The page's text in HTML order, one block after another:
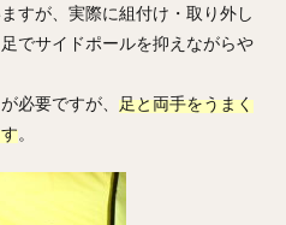
すが、実際に組付け・取り外し
でサイドポールを抑えながらや
必要ですが、 足と両手をうまく
。